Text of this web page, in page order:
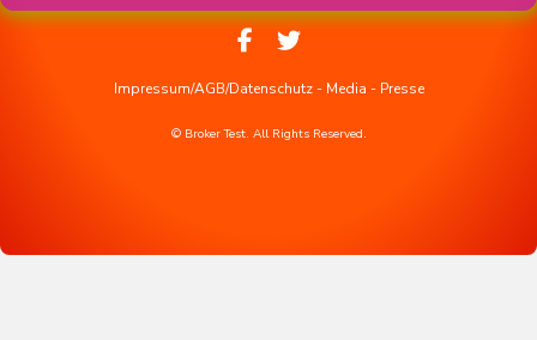
Impressum/AGB/Datenschutz- Media - Presse
© Broker Test. All Rights Reserved.